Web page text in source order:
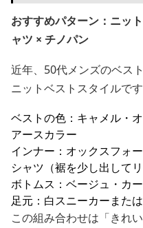
おすすめパターン：ニッ
ャツ × チノパン
近年、50代メンズのベス
ニットベストスタイルです
ベストの色：キャメル・
アースカラー
インナー：オックスフォ
シャツ（裾を少し出して
ボトムス：ベージュ・カ
足元：白スニーカーまた
この組み合わせは「きれ